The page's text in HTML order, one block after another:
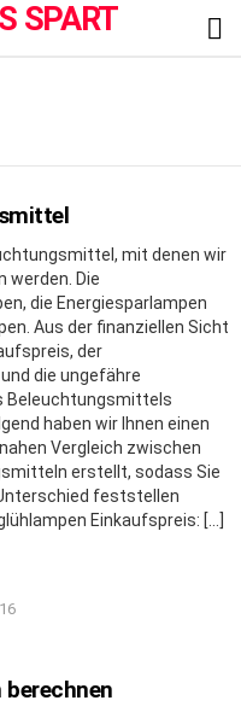
mit denen wir
werden. Die
die Energiesparlampen
Aus der finanziellen Sicht
der
die ungefähre
Beleuchtungsmittels
haben wir Ihnen einen
Vergleich zwischen
erstellt, sodass Sie
feststellen
Einkaufspreis: […]